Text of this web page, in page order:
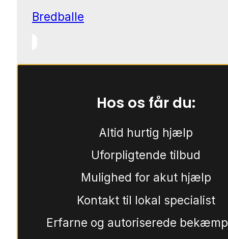
Bredballe
Hos os får du:
Altid hurtig hjælp
Uforpligtende tilbud
Mulighed for akut hjælp
Kontakt til lokal specialist
Erfarne og autoriserede